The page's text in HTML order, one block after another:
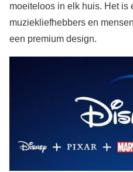
moeiteloos in elk huis. Het is
muziekliefhebbers en
een premium design.